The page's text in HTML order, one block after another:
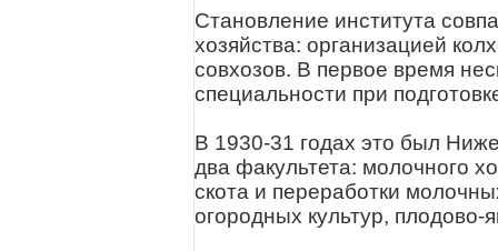
Становление института
хозяйства: организацией
совхозов. В первое время
специальности при
В 1930-31 годах это был
два факультета: молочного
скота и переработки
огородных культур,